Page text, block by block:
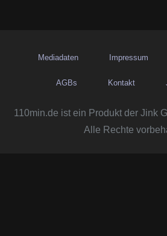
Mediadaten Impressum
AGBs Kontakt
110min.de ist ein Produkt der Jink
Alle Rechte